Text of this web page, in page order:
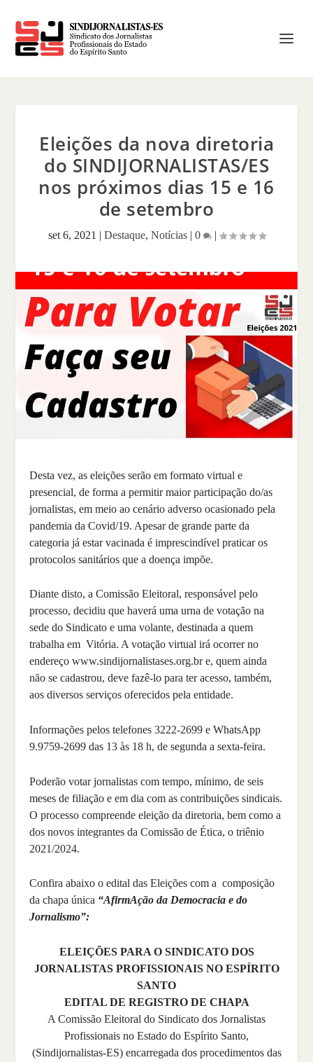
Eleições da nova diretoria
do SINDIJORNALISTAS/ES
nos próximos dias 15 e 16
de setembro
set 6, 2021 | Destaque, Notícias| 0 |
Desta vez, as eleições serão em formato virtual e
presencial, de forma a permitir maior participação do/as
jornalistas, em meio ao cenário adverso ocasionado pela
pandemia da Covid/19. Apesar de grande parte da
categoria já estar vacinada é imprescindível praticar os
protocolos sanitários que a doença impõe.
Diante disto, a Comissão Eleitoral, responsável pelo
processo, decidiu que haverá uma urna de votação na
sede do Sindicato e uma volante, destinada a quem
trabalha em Vitória. A votação virtual irá ocorrer no
endereço www.sindijornalistases.org.br e, quem ainda
não se cadastrou, deve fazê-lo para ter acesso, também,
aos diversos serviços oferecidos pela entidade.
Informações pelos telefones 3222-2699 e WhatsApp
9.9759-2699 das 13 às 18 h, de segunda a sexta-feira.
Poderão votar jornalistas com tempo, mínimo, de seis
meses de filiação e em dia com as contribuições sindicais.
O processo compreende eleição da diretoria, bem como a
dos novos integrantes da Comissão de Ética, o triênio
2021/2024.
Confira abaixo o edital das Eleições com a composição
da chapa única “AfirmAção da Democracia e do
Jornalismo”:
ELEIÇÕES PARA O SINDICATO DOS
JORNALISTAS PROFISSIONAIS NO ESPÍRITO
SANTO
EDITAL DE REGISTRO DE CHAPA
A Comissão Eleitoral do Sindicato dos Jornalistas
Profissionais no Estado do Espírito Santo,
(Sindijornalistas-ES) encarregada dos procedimentos das